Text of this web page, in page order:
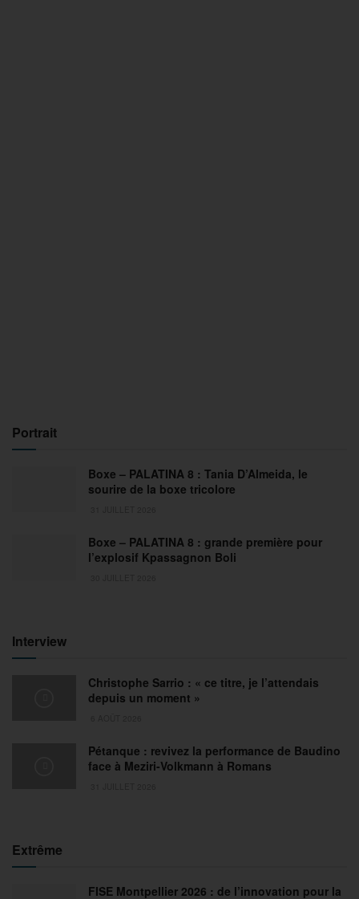
Portrait
Boxe – PALATINA 8 : Tania D’Almeida, le
sourire de la boxe tricolore
Boxe – PALATINA 8 : grande première pour
l’explosif Kpassagnon Boli
Interview
Christophe Sarrio : « ce titre, je l’attendais
depuis un moment »
Pétanque : revivez la performance de Baudino
face à Meziri-Volkmann à Romans
Extrême
FISE Montpellier 2026 : de l’innovation pour la